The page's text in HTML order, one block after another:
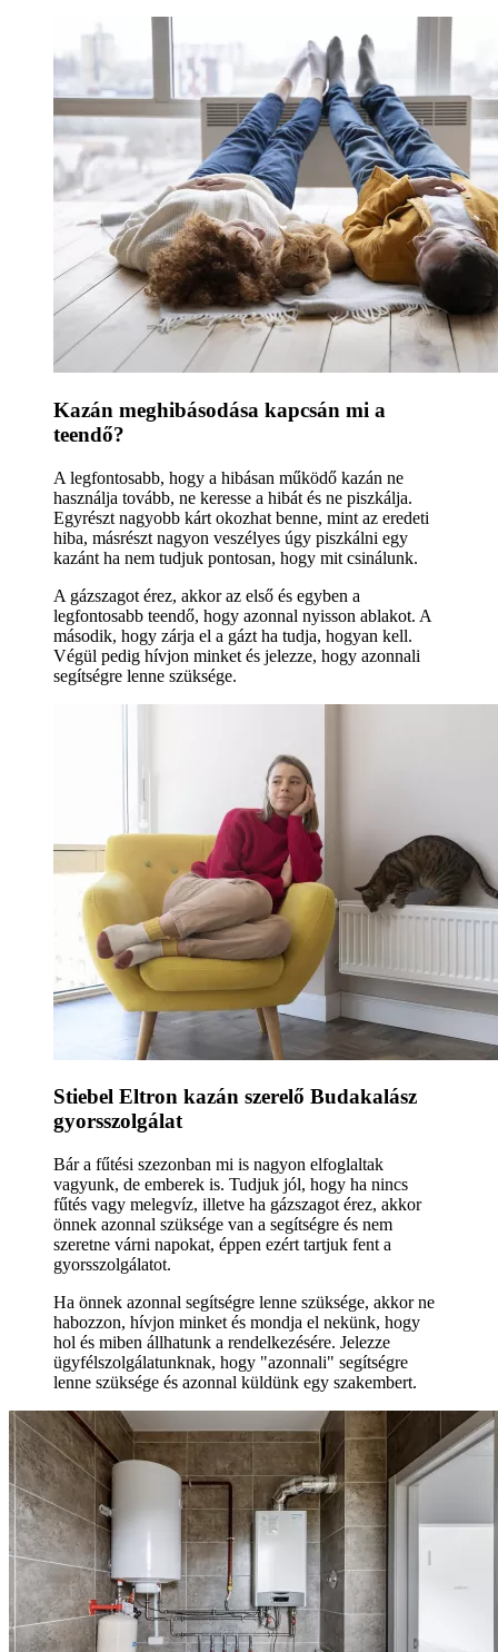
Kazán meghibásodása kapcsán mi a
teendő?
A legfontosabb, hogy a hibásan működő kazán ne
használja tovább, ne keresse a hibát és ne piszkálja.
Egyrészt nagyobb kárt okozhat benne, mint az eredeti
hiba, másrészt nagyon veszélyes úgy piszkálni egy
kazánt ha nem tudjuk pontosan, hogy mit csinálunk.
A gázszagot érez, akkor az első és egyben a
legfontosabb teendő, hogy azonnal nyisson ablakot. A
második, hogy zárja el a gázt ha tudja, hogyan kell.
Végül pedig hívjon minket és jelezze, hogy azonnali
segítségre lenne szüksége.
Stiebel Eltron kazán szerelő Budakalász
gyorsszolgálat
Bár a fűtési szezonban mi is nagyon elfoglaltak
vagyunk, de emberek is. Tudjuk jól, hogy ha nincs
fűtés vagy melegvíz, illetve ha gázszagot érez, akkor
önnek azonnal szüksége van a segítségre és nem
szeretne várni napokat, éppen ezért tartjuk fent a
gyorsszolgálatot.
Ha önnek azonnal segítségre lenne szüksége, akkor ne
habozzon, hívjon minket és mondja el nekünk, hogy
hol és miben állhatunk a rendelkezésére. Jelezze
ügyfélszolgálatunknak, hogy "azonnali" segítségre
lenne szüksége és azonnal küldünk egy szakembert.